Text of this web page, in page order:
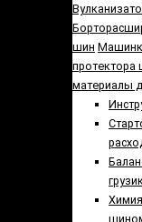
шин
протектора
материалы